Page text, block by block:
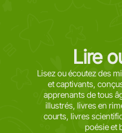
Lire
Lisez ou écoutez des
et captivants,
apprenants de tous
illustrés, livres en
courts, livres
poésie et